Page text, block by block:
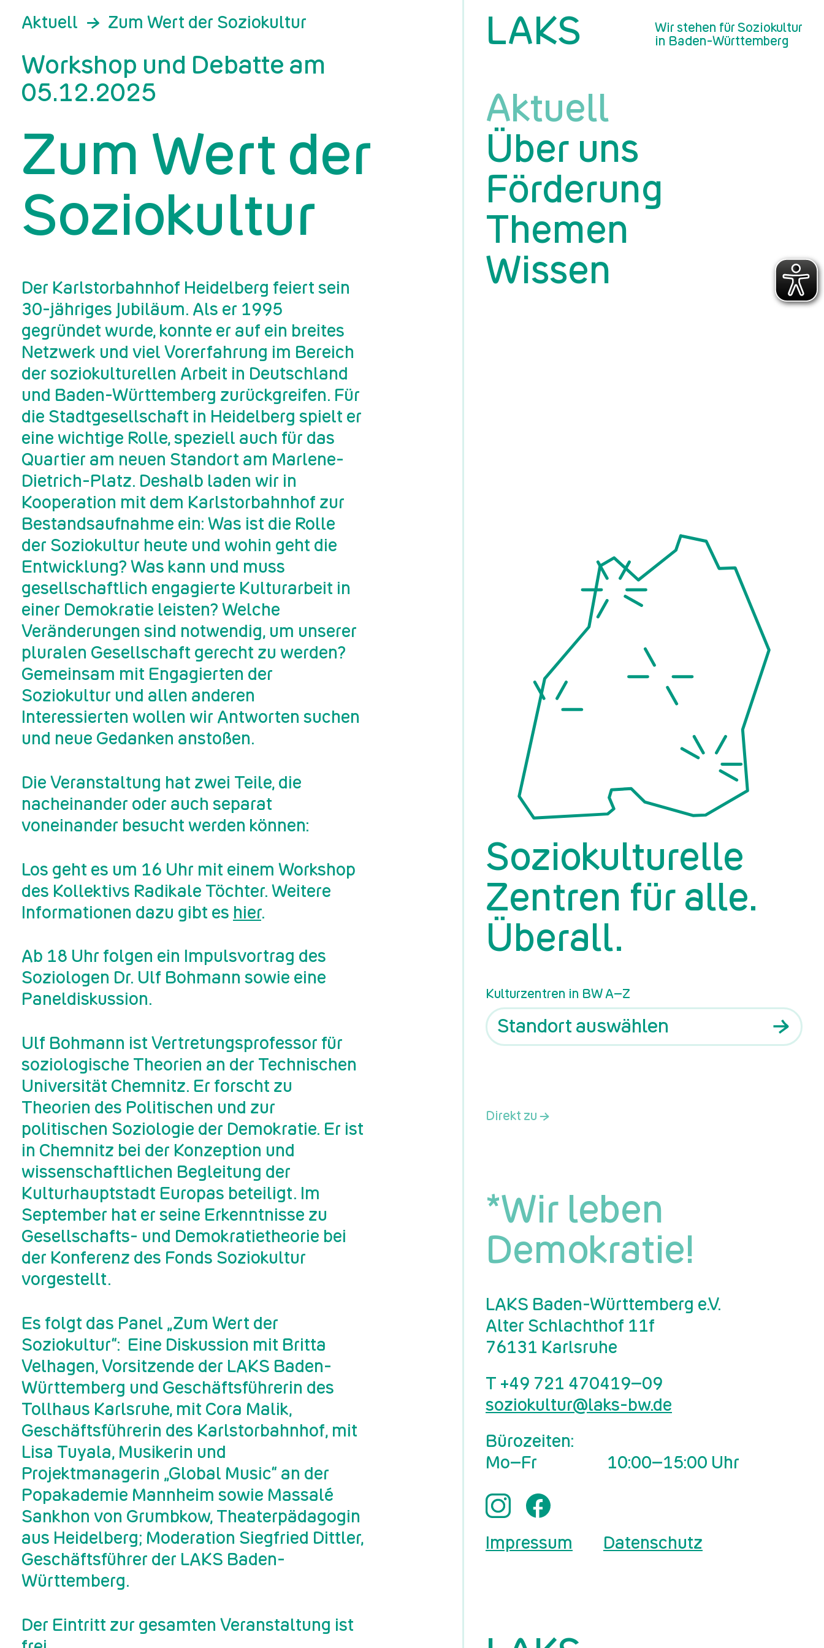
Aktuell Zum Wert der Soziokultur
Workshop und Debatte am
05.12.2025
Zum Wert der
Soziokultur
Der Karlstorbahnhof Heidelberg feiert sein
30-jähriges Jubiläum. Als er 1995
gegründet wurde, konnte er auf ein breites
Netzwerk und viel Vorerfahrung im Bereich
der soziokulturellen Arbeit in Deutschland
und Baden-Württemberg zurückgreifen. Für
die Stadtgesellschaft in Heidelberg spielt er
eine wichtige Rolle, speziell auch für das
Quartier am neuen Standort am Marlene-
Dietrich-Platz. Deshalb laden wir in
Kooperation mit dem Karlstorbahnhof zur
Bestandsaufnahme ein: Was ist die Rolle
der Soziokultur heute und wohin geht die
Entwicklung? Was kann und muss
gesellschaftlich engagierte Kulturarbeit in
einer Demokratie leisten? Welche
Veränderungen sind notwendig, um unserer
pluralen Gesellschaft gerecht zu werden?
Gemeinsam mit Engagierten der
Soziokultur und allen anderen
Interessierten wollen wir Antworten suchen
und neue Gedanken anstoßen.
Die Veranstaltung hat zwei Teile, die
nacheinander oder auch separat
voneinander besucht werden können:
Los geht es um 16 Uhr mit einem Workshop
des Kollektivs Radikale Töchter. Weitere
Informationen dazu gibt es hier.
Ab 18 Uhr folgen ein Impulsvortrag des
Soziologen Dr. Ulf Bohmann sowie eine
Paneldiskussion.
Ulf Bohmann ist Vertretungsprofessor für
soziologische Theorien an der Technischen
Universität Chemnitz. Er forscht zu
Theorien des Politischen und zur
politischen Soziologie der Demokratie. Er ist
in Chemnitz bei der Konzeption und
wissenschaftlichen Begleitung der
Kulturhauptstadt Europas beteiligt. Im
September hat er seine Erkenntnisse zu
Gesellschafts- und Demokratietheorie bei
der Konferenz des Fonds Soziokultur
vorgestellt.
Es folgt das Panel „Zum Wert der
Soziokultur“: Eine Diskussion mit Britta
Velhagen, Vorsitzende der LAKS Baden-
Württemberg und Geschäftsführerin des
Tollhaus Karlsruhe, mit Cora Malik,
Geschäftsführerin des Karlstorbahnhof, mit
Lisa Tuyala, Musikerin und
Projektmanagerin „Global Music“ an der
Popakademie Mannheim sowie Massalé
Sankhon von Grumbkow, Theaterpädagogin
aus Heidelberg; Moderation Siegfried Dittler,
Geschäftsführer der LAKS Baden-
Württemberg.
Der Eintritt zur gesamten Veranstaltung ist
LAKS
Wir stehen für Soziokultur
in Baden-Württemberg
Aktuell
Über uns
Förderung
Themen
Wissen
Soziokulturelle
Zentren für alle.
Überall.
Kulturzentren in BW A–Z
Direkt zu →
*Wir leben
Demokratie!
LAKS Baden-Württemberg e.V.
Alter Schlachthof 11f
76131 Karlsruhe
T +49 721 470419–09
soziokultur@laks-bw.de
Bürozeiten:
Mo–Fr
10:00–15:00 Uhr
Impressum Datenschutz